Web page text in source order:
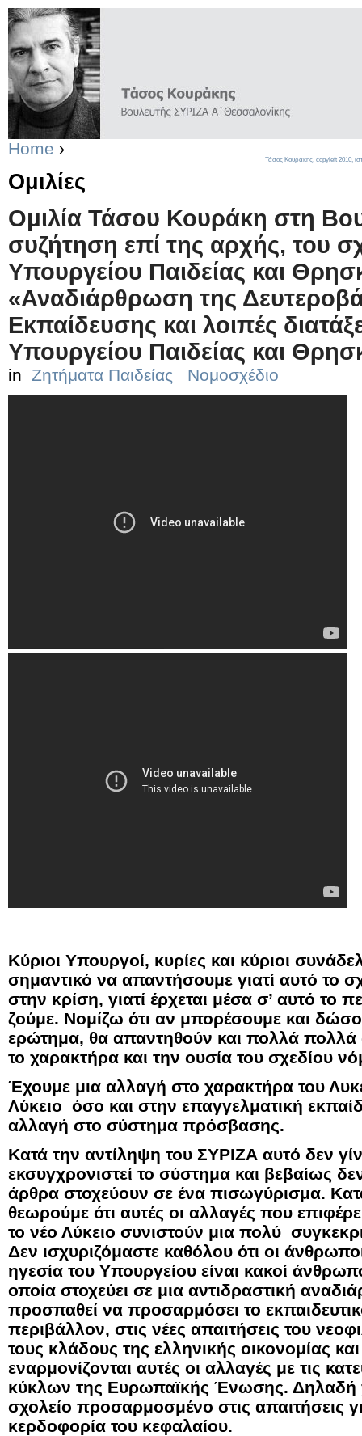
Home ›
Ομιλίες
Ομιλία Τάσου Κουράκη στη
συζήτηση επί της αρχής, του
Υπουργείου Παιδείας και
«Αναδιάρθρωση της
Εκπαίδευσης και λοιπές
Υπουργείου Παιδείας και
in Ζητήματα Παιδείας Νομοσχέδιο
Κύριοι Υπουργοί, κυρίες και κύριοι
σημαντικό να απαντήσουμε γιατί αυτό το
στην κρίση, γιατί έρχεται μέσα σ’ αυτό το
ζούμε. Νομίζω ότι αν μπορέσουμε και
ερώτημα, θα απαντηθούν και πολλά
το χαρακτήρα και την ουσία του
Έχουμε μια αλλαγή στο χαρακτήρα του
Λύκειο όσο και στην επαγγελματική
αλλαγή στο σύστημα πρόσβασης.
Κατά την αντίληψη του ΣΥΡΙΖΑ αυτό δεν
εκσυγχρονιστεί το σύστημα και βεβαίως
άρθρα στοχεύουν σε ένα πισωγύρισμα.
θεωρούμε ότι αυτές οι αλλαγές που
το νέο Λύκειο συνιστούν μια πολύ
Δεν ισχυριζόμαστε καθόλου ότι οι
ηγεσία του Υπουργείου είναι κακοί
οποία στοχεύει σε μια αντιδραστική
προσπαθεί να προσαρμόσει το
περιβάλλον, στις νέες απαιτήσεις του
τους κλάδους της ελληνικής οικονομίας
εναρμονίζονται αυτές οι αλλαγές με τις
κύκλων της Ευρωπαϊκής Ένωσης. Δηλαδή
σχολείο προσαρμοσμένο στις απαιτήσεις
κερδοφορία του κεφαλαίου.
Τάσος Κουράκης, copyleft 2010,